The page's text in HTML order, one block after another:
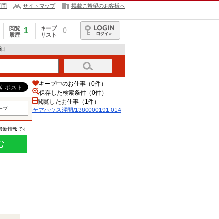
問 サイトマップ 掲載ご希望のお客様へ
閲覧
履歴
1
キープ
リスト
0
ログイン
プ
新情報です
キープ中のお仕事（0件）
保存した検索条件（0件）
閲覧したお仕事（1件）
ケアハウス浮間/1380000191-014